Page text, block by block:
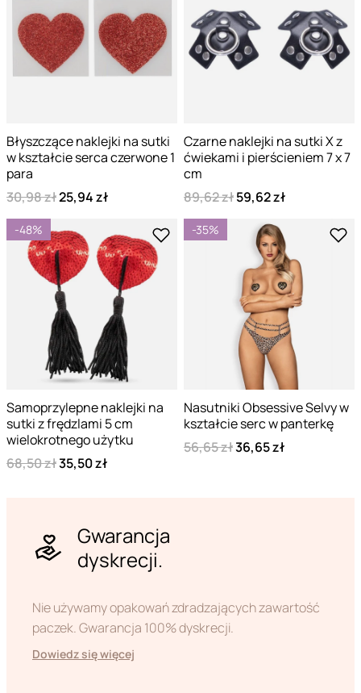
Błyszczące naklejki na sutki
w kształcie serca czerwone 1
para
30,98 zł25,94 zł
Czarne naklejki na sutki X z
ćwiekami i pierścieniem 7 x 7
cm
89,62 zł59,62 zł
-48%
Samoprzylepne naklejki na
sutki z frędzlami 5 cm
wielokrotnego użytku
68,50 zł35,50 zł
-35%
Nasutniki Obsessive Selvy w
kształcie serc w panterkę
56,65 zł36,65 zł
Gwarancja
dyskrecji.
Nie używamy opakowań zdradzających zawartość
paczek. Gwarancja 100% dyskrecji.
Dowiedz się więcej